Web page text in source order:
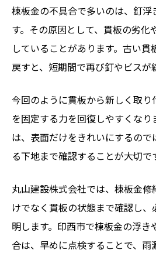
棟板金の不具合で多いのは、釘
す。その原因として、貫板の劣化
していることがあります。古い貫
戻すと、短期間で再び釘やビスが
今回のように貫板から新しく取り
を固定する力を回復しやすくなり
は、表面だけをきれいにするの
る下地まで確認することが大切で
丸山建設株式会社では、棟板金
けでなく貫板の状態まで確認し
明します。印西市で棟板金の浮き
合は、早めに点検することで、雨